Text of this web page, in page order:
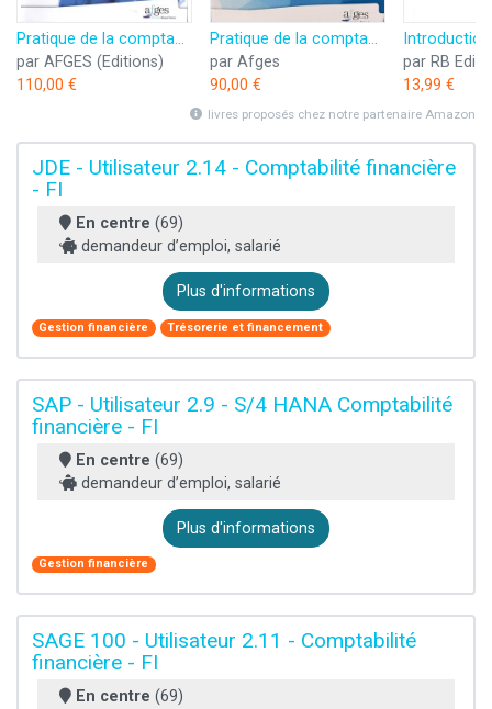
Pratique de la comptabilité bancaire IFRS
par AFGES (Editions)
110,00 €
Pratique de la comptabilité bancaire – Normes françaises 2ième édition 2023
par Afges
90,00 €
par RB
13,99 €
livres proposés chez notre partenaire Amazon
JDE - Utilisateur 2.14 - Comptabilité financière
- FI
En centre (69)
demandeur d’emploi, salarié
Plus d'informations
Gestion financière Trésorerie et financement
SAP - Utilisateur 2.9 - S/4 HANA Comptabilité
financière - FI
En centre (69)
demandeur d’emploi, salarié
Plus d'informations
Gestion financière
SAGE 100 - Utilisateur 2.11 - Comptabilité
financière - FI
En centre (69)